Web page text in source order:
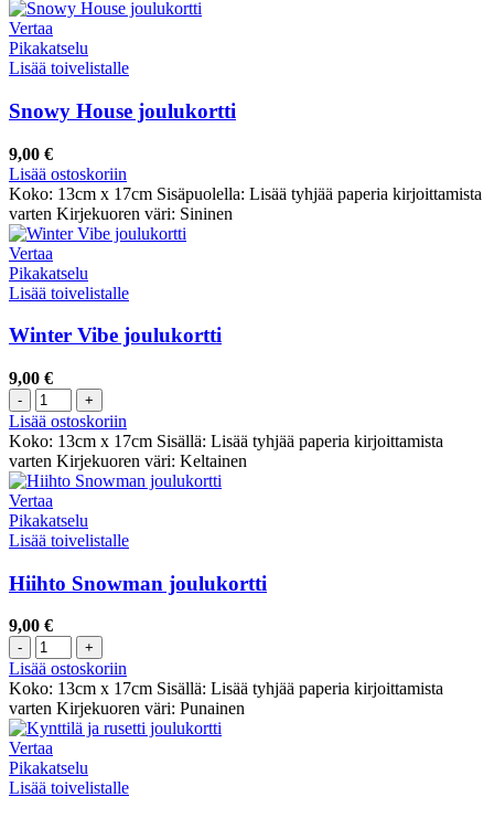
Vertaa
Pikakatselu
Lisää toivelistalle
Snowy House joulukortti
9,00 €
Lisää ostoskoriin
Koko: 13cm x 17cm Sisäpuolella: Lisää tyhjää paperia kirjoittamista
varten Kirjekuoren väri: Sininen
Vertaa
Pikakatselu
Lisää toivelistalle
Winter Vibe joulukortti
9,00 €
Lisää ostoskoriin
Koko: 13cm x 17cm Sisällä: Lisää tyhjää paperia kirjoittamista
varten Kirjekuoren väri: Keltainen
Vertaa
Pikakatselu
Lisää toivelistalle
Hiihto Snowman joulukortti
9,00 €
Lisää ostoskoriin
Koko: 13cm x 17cm Sisällä: Lisää tyhjää paperia kirjoittamista
varten Kirjekuoren väri: Punainen
Vertaa
Pikakatselu
Lisää toivelistalle